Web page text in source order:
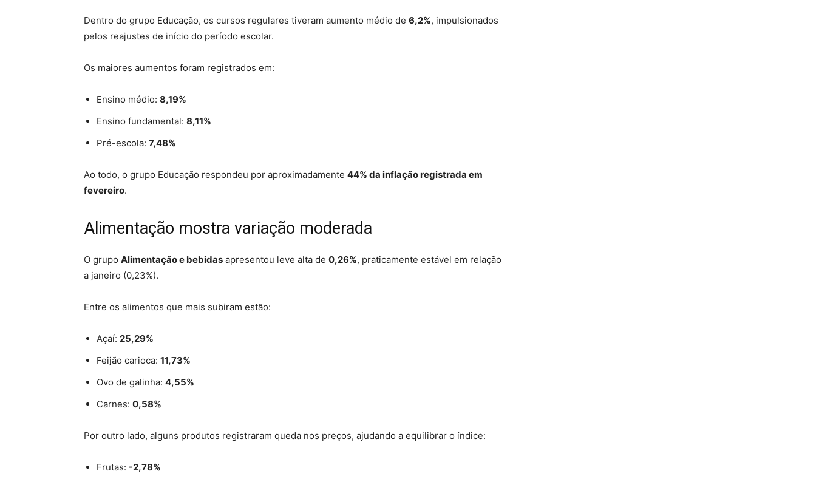
Dentro do grupo Educação, os cursos regulares tiveram aumento médio de 6,2%, impulsionados
pelos reajustes de início do período escolar.
Os maiores aumentos foram registrados em:
Ensino médio: 8,19%
Ensino fundamental: 8,11%
Pré-escola: 7,48%
Ao todo, o grupo Educação respondeu por aproximadamente 44% da inflação registrada em
fevereiro.
Alimentação mostra variação moderada
O grupo Alimentação e bebidas apresentou leve alta de 0,26%, praticamente estável em relação
a janeiro (0,23%).
Entre os alimentos que mais subiram estão:
Açaí: 25,29%
Feijão carioca: 11,73%
Ovo de galinha: 4,55%
Carnes: 0,58%
Por outro lado, alguns produtos registraram queda nos preços, ajudando a equilibrar o índice:
Frutas: -2,78%